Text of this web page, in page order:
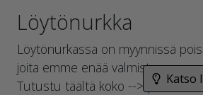
Löytönurkka
Löytönurkassa on myynnissä
joita emme enää valmista.
Tutustu täältä koko -->
Katso